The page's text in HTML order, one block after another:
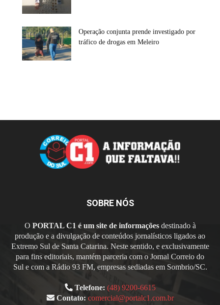
Operação conjunta prende investigado por
tráfico de drogas em Meleiro
SOBRE NÓS
O PORTAL C1 é um site de informaçõesdestinado à
produção e a divulgação de conteúdos jornalísticos ligados ao
Extremo Sul de Santa Catarina. Neste sentido, e exclusivamente
para fins editoriais, mantém parceria com o Jornal Correio do
Sul e com a Rádio 93 FM, empresas sediadas em Sombrio/SC.
Telefone: (48) 9200-6615
Contato: comercial@portalc1.com.br